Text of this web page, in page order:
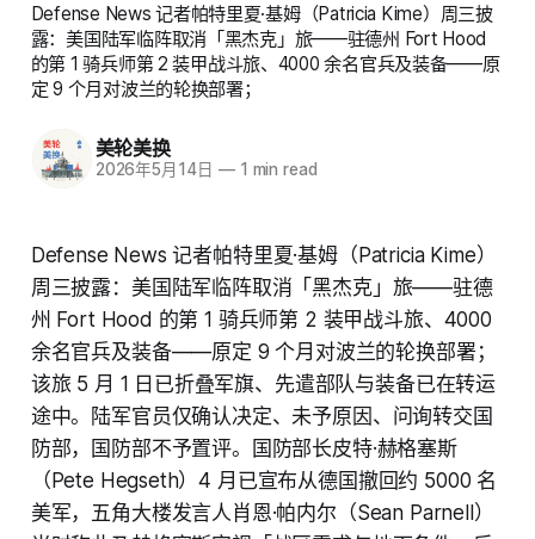
Defense News 记者帕特里夏·基姆（Patricia Kime）周三披
露：美国陆军临阵取消「黑杰克」旅——驻德州 Fort Hood
的第 1 骑兵师第 2 装甲战斗旅、4000 余名官兵及装备——原
定 9 个月对波兰的轮换部署；
美轮美换
2026年5月14日 —1 min read
Defense News 记者帕特里夏·基姆（Patricia Kime）
周三披露：美国陆军临阵取消「黑杰克」旅——驻德
州 Fort Hood 的第 1 骑兵师第 2 装甲战斗旅、4000
余名官兵及装备——原定 9 个月对波兰的轮换部署；
该旅 5 月 1 日已折叠军旗、先遣部队与装备已在转运
途中。陆军官员仅确认决定、未予原因、问询转交国
防部，国防部不予置评。国防部长皮特·赫格塞斯
（Pete Hegseth）4 月已宣布从德国撤回约 5000 名
美军，五角大楼发言人肖恩·帕内尔（Sean Parnell）